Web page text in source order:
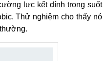
lực kết dính trong suốt
Thử nghiệm cho thấy nó